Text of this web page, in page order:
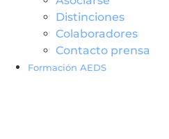
Distinciones
Colaboradores
Contacto prensa
Formación AEDS